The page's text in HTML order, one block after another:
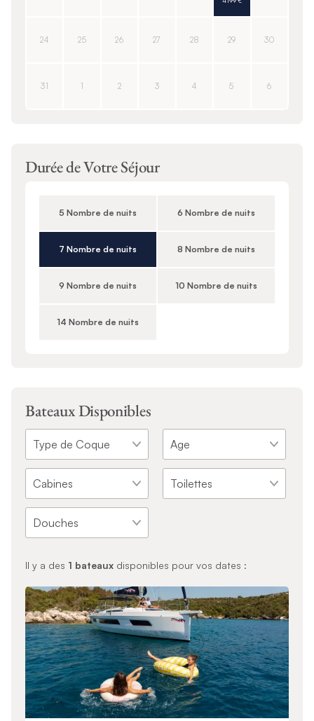
24 25 26 27 28 29 30
31 1 2 3 4 5 6
Durée de Votre Séjour
5 Nombre de nuits 6 Nombre de nuits
7 Nombre de nuits 8 Nombre de nuits
9 Nombre de nuits 10 Nombre de nuits
14 Nombre de nuits
Bateaux Disponibles
Il y a des 1 bateauxdisponibles pour vos dates :